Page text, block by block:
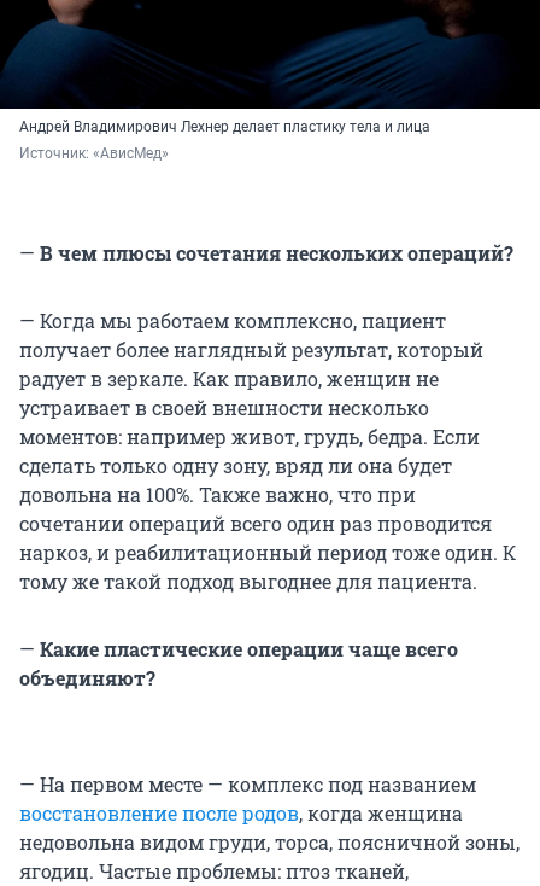
Андрей Владимирович Лехнер делает пластику тела и лица
Источник: «АвисМед»
— В чем плюсы сочетания нескольких операций?
— Когда мы работаем комплексно, пациент
получает более наглядный результат, который
радует в зеркале. Как правило, женщин не
устраивает в своей внешности несколько
моментов: например живот, грудь, бедра. Если
сделать только одну зону, вряд ли она будет
довольна на 100%. Также важно, что при
сочетании операций всего один раз проводится
наркоз, и реабилитационный период тоже один. К
тому же такой подход выгоднее для пациента.
— Какие пластические операции чаще всего
объединяют?
— На первом месте — комплекс под названием
восстановление после родов, когда женщина
недовольна видом груди, торса, поясничной зоны,
ягодиц. Частые проблемы: птоз тканей,